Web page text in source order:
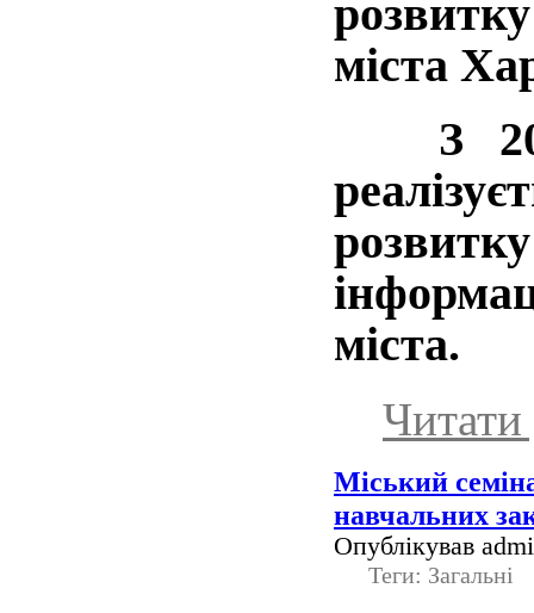
міста
З
міста.
Міський
навчальних
Опублікував
Теги: Загальні